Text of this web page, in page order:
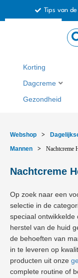
Tips van
...
Korting
Dagcreme
Gezondheid
Webshop >
Mannen
> Nachtcreme
Nachtcreme
Op zoek naar een
selectie in de
speciaal
herstel van de huid
de behoeften van
in te leveren op
producten uit onze
complete routine of